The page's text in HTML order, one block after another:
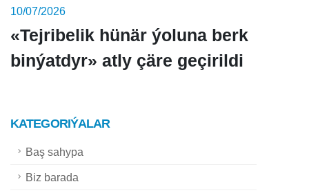
10/07/2026
«Tejribelik hünär ýoluna berk
binýatdyr» atly çäre geçirildi
KATEGORIÝALAR
Baş sahypa
Biz barada